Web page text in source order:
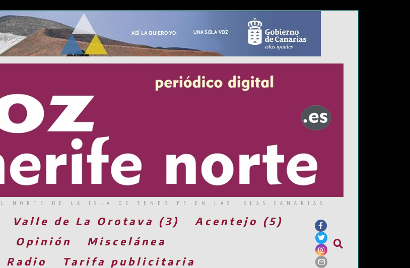
NORTE DE LA ISLA DE TENERIFE EN LAS ISLAS CANARIAS
Valle de La Orotava (3)
Acentejo (5)
Opinión
Miscelánea
Radio
Tarifa publicitaria